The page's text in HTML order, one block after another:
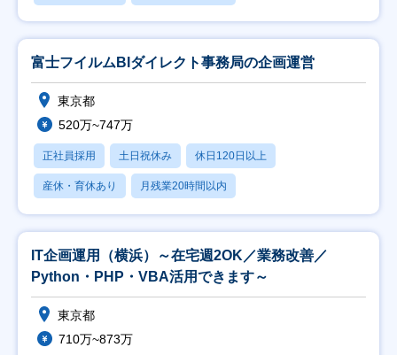
富士フイルムBIダイレクト事務局の企画運営
東京都
520万~747万
正社員採用 土日祝休み 休日120日以上
産休・育休あり 月残業20時間以内
IT企画運用（横浜）～在宅週2OK／業務改善／
Python・PHP・VBA活用できます～
東京都
710万~873万